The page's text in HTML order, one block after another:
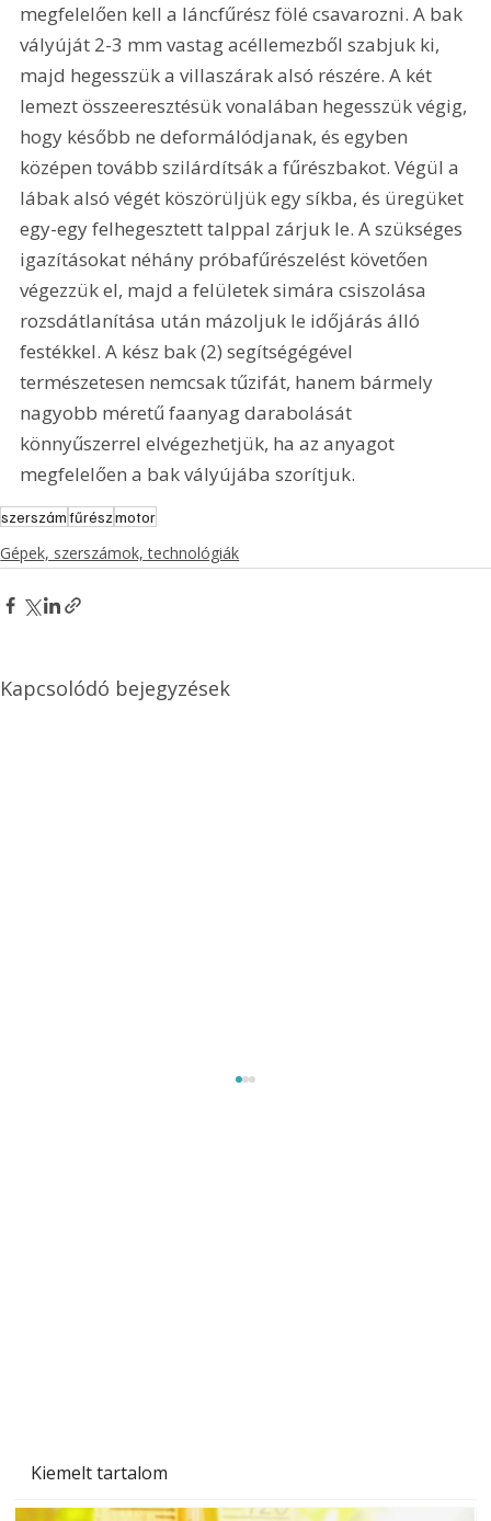
Kiemelt tartalom
megfelelően kell a láncfűrész fölé csavarozni. A bak
vályúját 2-3 mm vastag acéllemezből szabjuk ki,
majd hegesszük a villaszárak alsó részére. A két
lemezt összeeresztésük vonalában hegesszük végig,
hogy később ne deformálódjanak, és egyben
középen tovább szilárdítsák a fűrészbakot. Végül a
lábak alsó végét köszörüljük egy síkba, és üregüket
egy-egy felhegesztett talppal zárjuk le. A szükséges
igazításokat néhány próbafűrészelést követően
végezzük el, majd a felületek simára csiszolása
rozsdátlanítása után mázoljuk le időjárás álló
festékkel. A kész bak (2) segítségégével
természetesen nemcsak tűzifát, hanem bármely
nagyobb méretű faanyag darabolását
könnyűszerrel elvégezhetjük, ha az anyagot
megfelelően a bak vályújába szorítjuk.
szerszámfűrészmotor
Gépek, szerszámok, technológiák
Kapcsolódó bejegyzések